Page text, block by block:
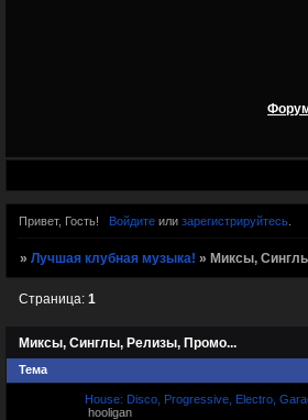
Привет, Гость! Войдитеили зарегистрируйтесь.
»Лучшая клубная музыка! » Миксы,
Миксы, Синглы, Релизы, Промо...
Страница:1
Тема
House: Disco, Progressive, Electro,
hooligan